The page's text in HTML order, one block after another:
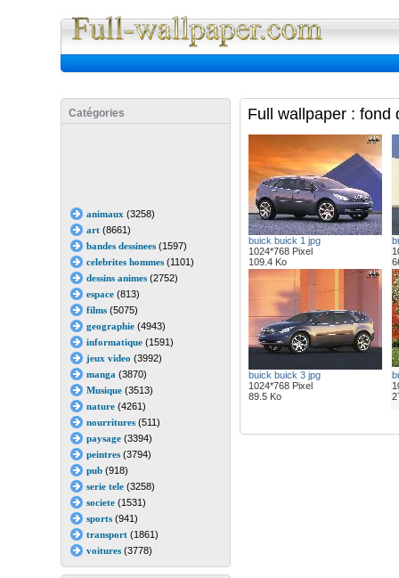
Catégories
animaux (3258)
art(8661)
bandes dessinees(1597)
celebrites hommes(1101)
dessins animes(2752)
espace(813)
films(5075)
geographie(4943)
informatique(1591)
jeux video (3992)
manga (3870)
Musique(3513)
nature(4261)
nourritures(511)
paysage(3394)
peintres(3794)
pub(918)
serie tele(3258)
societe(1531)
sports(941)
transport(1861)
voitures(3778)
Full wallpaper : fond
buick buick 1 jpg
1024*768 Pixel
109.4 Ko
buick buick 3 jpg
1024*768 Pixel
89.5 Ko